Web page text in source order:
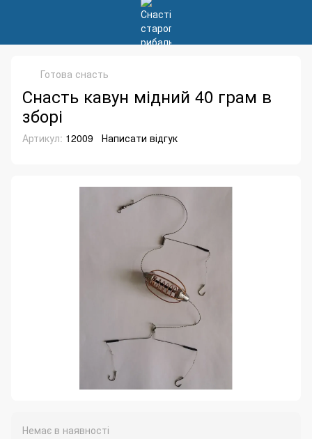
Готова снасть
Снасть кавун мідний 40 грам в
зборі
Артикул: 12009 Написати відгук
Немає в наявності